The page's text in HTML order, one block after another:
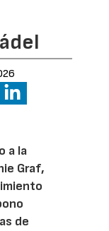
a la
Graf,
de